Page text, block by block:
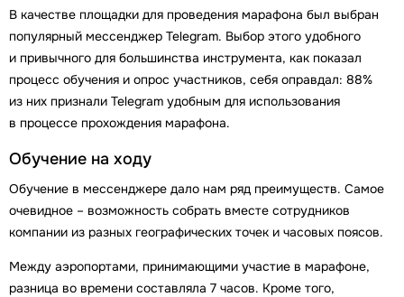
В качестве площадки для проведения марафона был выбран
популярный мессенджер Telegram. Выбор этого удобного
и привычного для большинства инструмента, как показал
процесс обучения и опрос участников, себя оправдал: 88%
из них признали Telegram удобным для использования
в процессе прохождения марафона.
Обучение на ходу
Обучение в мессенджере дало нам ряд преимуществ. Самое
очевидное – возможность собрать вместе сотрудников
компании из разных географических точек и часовых поясов.
Между аэропортами, принимающими участие в марафоне,
разница во времени составляла 7 часов. Кроме того,